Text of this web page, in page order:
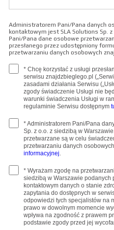
Administratorem Pani/Pana danych
kontaktowym jest SLA Solutions Sp.
Pani/Pana dane osobowe
przesłanego przez udostępniony
przetwarzaniu danych osobowych
* Chcę korzystać z usługi
serwisu znajdzbieglego.pl
zasadami działania Serwisu
zgody świadczenie Usługi nie
warunki świadczenia Usługi w
regulaminie Serwisu dostępnym
* Administratorem Pani/Pana
Sp. z o.o. z siedzibą w
przetwarzane są w celu
przetwarzaniu danych
informacyjnej.
* Wyrażam zgodę na
siedzibą w Warszawie podanych
kontaktowym danych o stanie
zapytania do dostępnych w
odpowiedzi tych specjalistów na
prawo w dowolnym momencie
wpływa na zgodność z prawem
podstawie zgody przed jej